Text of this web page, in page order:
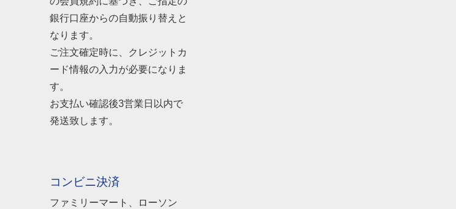
銀行口座からの自動振り替えと
なります。
ご注文確定時に、クレジットカ
ード情報の入力が必要になりま
す。
お支払い確認後3営業日以内で
発送致します。
コンビニ決済
ファミリーマート、ローソン